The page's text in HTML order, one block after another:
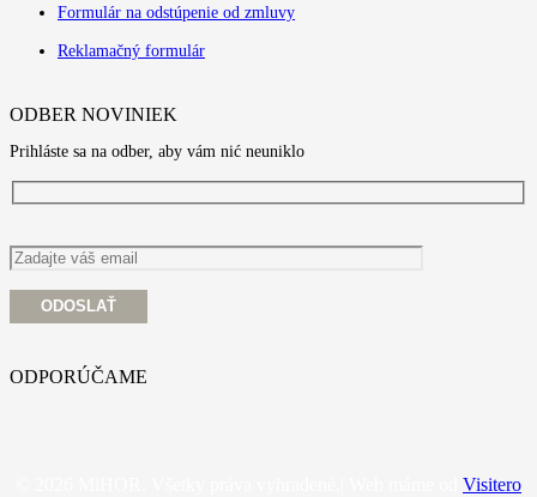
Formulár na odstúpenie od zmluvy
Reklamačný formulár
ODBER NOVINIEK
Prihláste sa na odber, aby vám nić neuniklo
ODPORÚČAME
Visitero